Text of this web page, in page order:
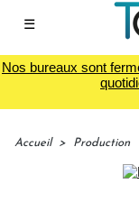
☰
Nos bureaux sont
Accueil > Production